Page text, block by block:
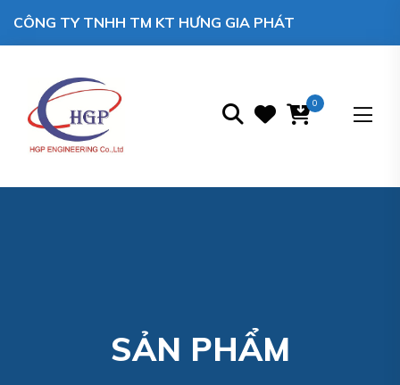
CÔNG TY TNHH TM KT HƯNG GIA PHÁT
0
SẢN PHẨM